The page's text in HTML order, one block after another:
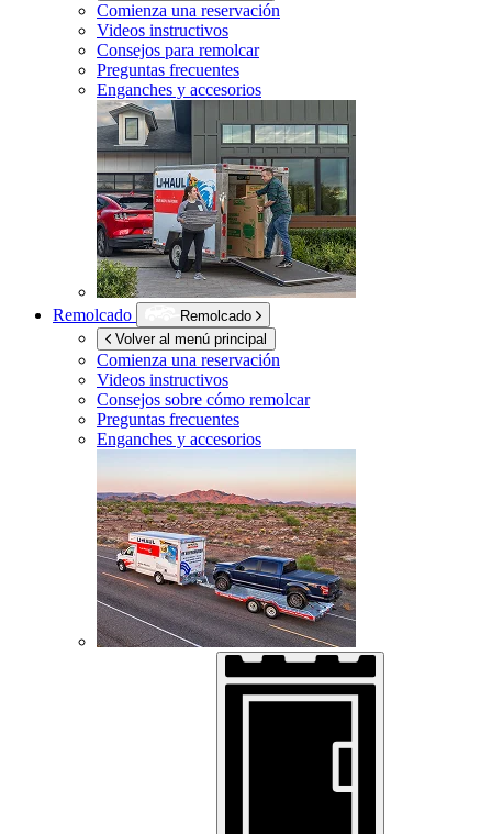
Comienza una reservación
Videos instructivos
Consejos para remolcar
Preguntas frecuentes
Enganches y accesorios
Remolcado
Remolcado
Volver al menú principal
Comienza una reservación
Videos instructivos
Consejos sobre cómo remolcar
Preguntas frecuentes
Enganches y accesorios